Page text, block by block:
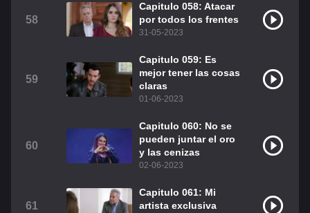
58
Capitulo 058: Atacar
por todos los frentes
31-05-2023
59
Capitulo 059: Es
mejor tener las cosas
claras
01-06-2023
60
Capitulo 060: No se
pueden juntar el oro
y las cenizas
02-06-2023
61
Capitulo 061: Mi
artista exclusiva